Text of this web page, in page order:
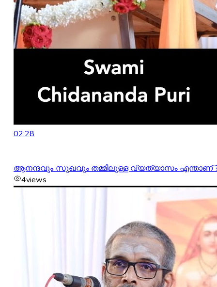
02:28
ആനന്ദവും സുഖവും തമ്മിലുള്ള വ്യത്യാസം എന്താണ്
4views